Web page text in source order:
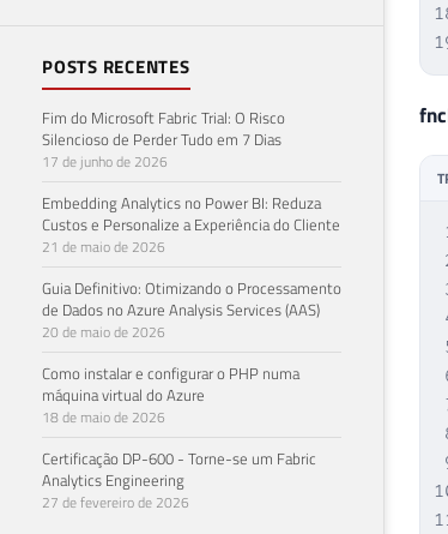
POSTS RECENTES
Fim do Microsoft Fabric Trial: O Risco
Silencioso de Perder Tudo em 7 Dias
17 de junho de 2026
Embedding Analytics no Power BI: Reduza
Custos e Personalize a Experiência do Cliente
21 de maio de 2026
Guia Definitivo: Otimizando o Processamento
de Dados no Azure Analysis Services (AAS)
20 de maio de 2026
Como instalar e configurar o PHP numa
máquina virtual do Azure
18 de maio de 2026
Certificação DP-600 - Torne-se um Fabric
Analytics Engineering
27 de fevereiro de 2026